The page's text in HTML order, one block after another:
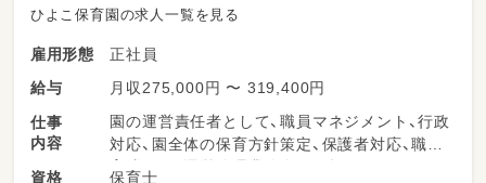
ひよこ保育園の求人一覧を見る
雇用形態
正社員
給与
月収275,000円 〜 319,400円
仕事
内容
園の運営責任者として、職員マネジメント、行政
対応、園全体の保育方針策定、保護者対応、職員
育成など、運営管理業務全般を担っていただき
資格 保育士